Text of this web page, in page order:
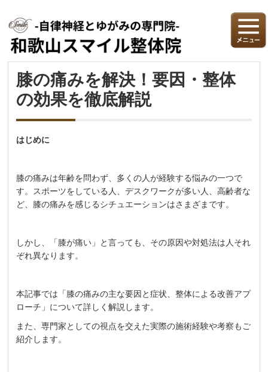
膝の痛みを解決！要因・整体
の効果を徹底解説
はじめに
膝の痛みは年齢を問わず、多くの人が経験する悩みの一つで
す。スポーツをしている人、デスクワークが多い人、高齢者な
ど、膝の痛みを感じるシチュエーションはさまざまです。
しかし、「膝が痛い」と言っても、その原因や対処法は人それ
ぞれ異なります。
本記事では「膝の痛みの主な要因と症状、整体による改善アプ
ローチ」について詳しく解説します。
また、専門家としての視点を交えた実際の施術経験や考察もご
紹介します。